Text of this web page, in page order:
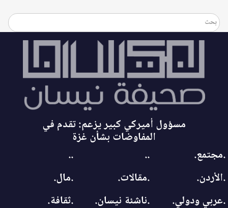
مسؤول أميركي كبير يزعم: تقدم في
المفاوضات بشأن غزة
.مجتمع.
..
..
.الأردن.
.مقالات.
.مال.
.عربي ودولي.
.ناشئة نيسان.
.ثقافة.